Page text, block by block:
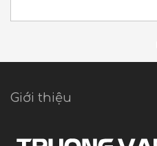
Giới thiệu